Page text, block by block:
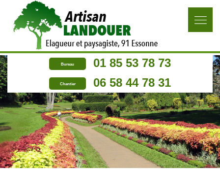
Bureau 01 85 53 78 73
Chantier 06 58 44 78 31